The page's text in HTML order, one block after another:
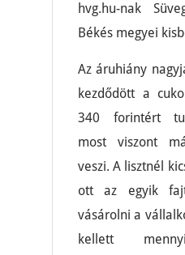
hvg.hu-nak
Békés megyei
Az áruhiány
kezdődött a
340 forintért
most viszont
veszi. A lisztnél
ott az egyik
vásárolni a
kellett